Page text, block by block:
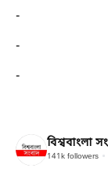
-
-
-
বিশ্ববাংলা
141k followers